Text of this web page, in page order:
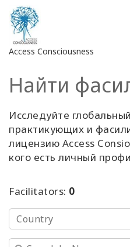
Access Consciousness
Войти
свою
учетную
запись
Access
Bars
Найти
Исследуйте
практикующих и
лицензию Access
кого есть личный
Facilitators: 0
Country